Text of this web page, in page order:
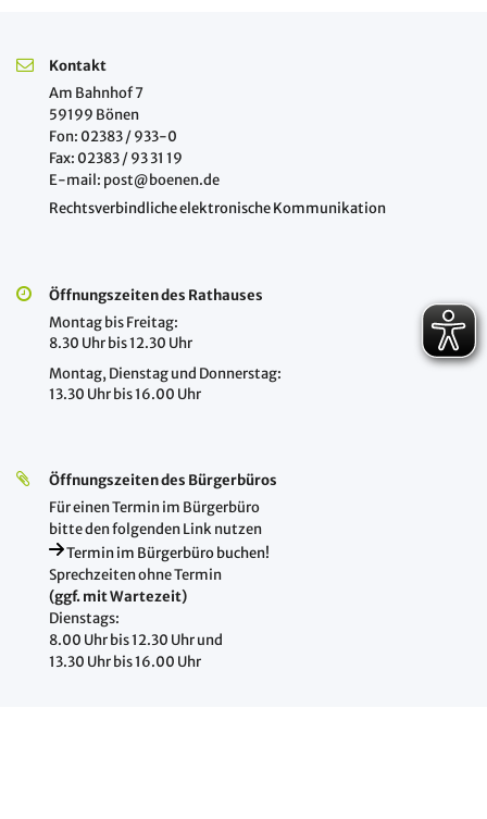
Kontakt
Am Bahnhof 7
59199 Bönen
Fon: 02383 / 933-0
Fax: 02383 / 93 31 19
E-mail: post@boenen.de
Rechtsverbindliche elektronische Kommunikation
Öffnungszeiten des Rathauses
Montag bis Freitag:
8.30 Uhr bis 12.30 Uhr
Montag, Dienstag und Donnerstag:
13.30 Uhr bis 16.00 Uhr
Öffnungszeiten des Bürgerbüros
Für einen Termin im Bürgerbüro
bitte den folgenden Link nutzen
Termin im Bürgerbüro buchen!
Sprechzeiten ohne Termin
(ggf. mit Wartezeit)
Dienstags:
8.00 Uhr bis 12.30 Uhr und
13.30 Uhr bis 16.00 Uhr